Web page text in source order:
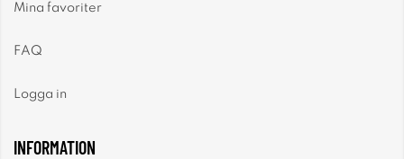
Mina favoriter
FAQ
Logga in
INFORMATION